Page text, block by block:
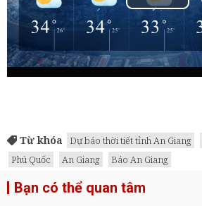
Từ khóa Dự báo thời tiết tỉnh An Giang
Phú Quốc
An Giang Báo An Giang
Bạn có thể quan tâm